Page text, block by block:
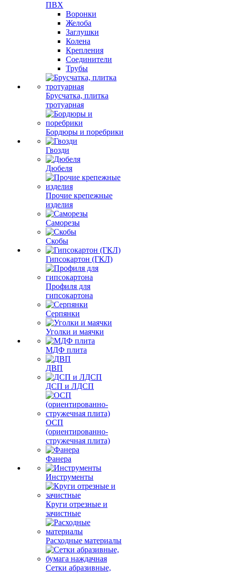
ПВХ
Воронки
Желоба
Заглушки
Колена
Крепления
Соединители
Трубы
Брусчатка, плитка
тротуарная
Бордюры и поребрики
Гвозди
Дюбеля
Прочие крепежные
изделия
Саморезы
Скобы
Гипсокартон (ГКЛ)
Профиля для
гипсокартона
Серпянки
Уголки и маячки
МДФ плита
ДВП
ДСП и ЛДСП
ОСП
(ориентированно-
стружечная плита)
Фанера
Инструменты
Круги отрезные и
зачистные
Расходные материалы
Сетки абразивные,